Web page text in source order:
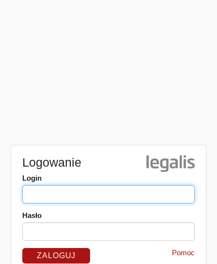
Logowanie
Login
Hasło
Pomoc